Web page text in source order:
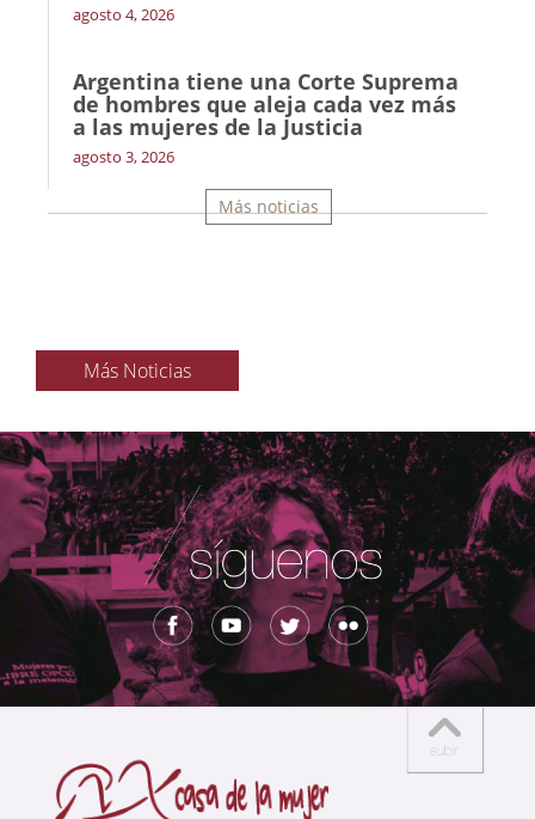
agosto 4, 2026
Argentina tiene una Corte Suprema
de hombres que aleja cada vez más
a las mujeres de la Justicia
agosto 3, 2026
Más noticias
Más Noticias